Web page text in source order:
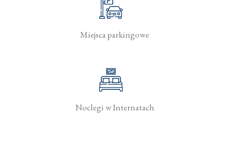
Miejsca parkingowe
Noclegi w Internatach